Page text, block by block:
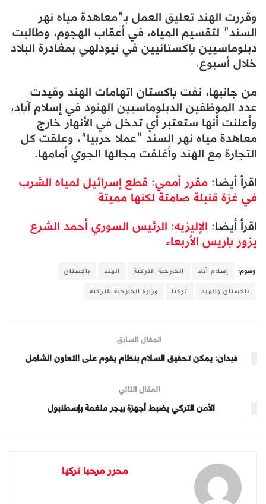
وقررت الهند تعليق العمل بـ”معاهدة مياه نهر
السند” لتقسيم المياه، في أعقاب الهجوم، وطالبت
دبلوماسيين باكستانيين في نيودلهي بمغادرة البلاد
خلال أسبوع.​​​​​​​
من جانبها، نفت باكستان اتهامات الهند وقيدت
عدد الموظفين الدبلوماسيين الهنود في إسلام آباد،
وأعلنت أنها ستعتبر أي تدخل في الأنهار خارج
معاهدة مياه نهر السند “عملا حربيا”، وعلقت كل
التجارة مع الهند وأغلقت مجالها الجوي أمامها.
اقرأ أيضا:مقرر أممي: قطع إسرائيل لمياه الشرب
في غزة قنبلة صامتة لكنها مميتة
اقرأ أيضا: الإليزيه: الرئيس السوري أحمد الشرع
يزور باريس الأربعاء
وسوم: إسلام آباد الخارجية التركية الهند
باكستان
باكستان والهند
تركيا وزارة الخارجية التركية
المقال السابق
فيدان: يمكن تحقيق السلام بنظام يقوم على التعاون الشامل
المقال التالي
الأمن التركي يضبط أجهزة بيجر ملغمة بإسطنبول
محرر مرحبا تركيا